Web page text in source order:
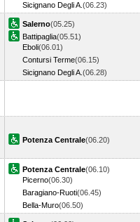
Sicignano Degli A. (06.23)
Salerno(05.25)
Battipaglia(05.51)
Eboli(06.01)
Contursi Terme(06.15)
Sicignano Degli A. (06.28)
Potenza Centrale(06.20)
Potenza Centrale(06.10)
Picerno(06.30)
Baragiano-Ruoti(06.45)
Bella-Muro(06.50)